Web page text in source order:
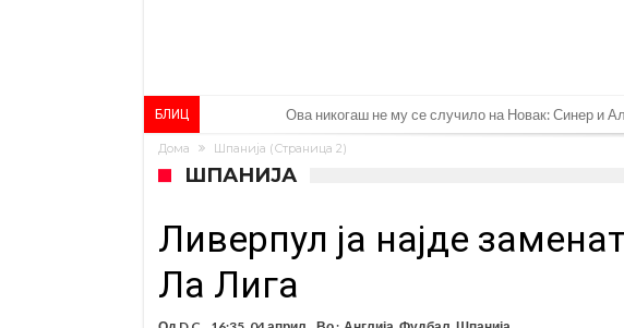
БЛИЦ Реал Мадрид донесе одлука: Eндрик заминува во
(ФОТО) Тажна вест од Аргентина: Голема загуба во
Целосна војна: Барса го растура најважниот
Инфантино имал љубовница: Испливаа
Ромеро се согласи на условите со Атлетико
Дома Шпанија (Страница 2)
ШПАНИЈА
Ливерпул ја најде
Ла Лига